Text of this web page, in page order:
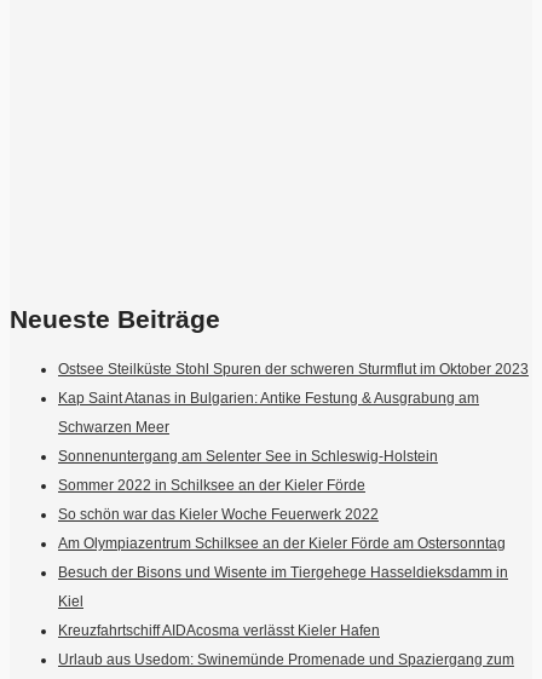
Neueste Beiträge
Ostsee Steilküste Stohl Spuren der schweren Sturmflut im Oktober 2023
Kap Saint Atanas in Bulgarien: Antike Festung & Ausgrabung am
Schwarzen Meer
Sonnenuntergang am Selenter See in Schleswig-Holstein
Sommer 2022 in Schilksee an der Kieler Förde
So schön war das Kieler Woche Feuerwerk 2022
Am Olympiazentrum Schilksee an der Kieler Förde am Ostersonntag
Besuch der Bisons und Wisente im Tiergehege Hasseldieksdamm in
Kiel
Kreuzfahrtschiff AIDAcosma verlässt Kieler Hafen
Urlaub aus Usedom: Swinemünde Promenade und Spaziergang zum